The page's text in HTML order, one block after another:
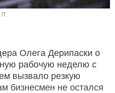
Олега Дерипаски о
рабочую неделю с
вызвало резкую
бизнесмен не остался